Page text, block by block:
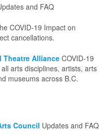
and FAQ
COVID-19 Impact on
cancellations.
Theatre Alliance COVID-19
arts disciplines, artists, arts
museums across B.C.
Council Updates and FAQ